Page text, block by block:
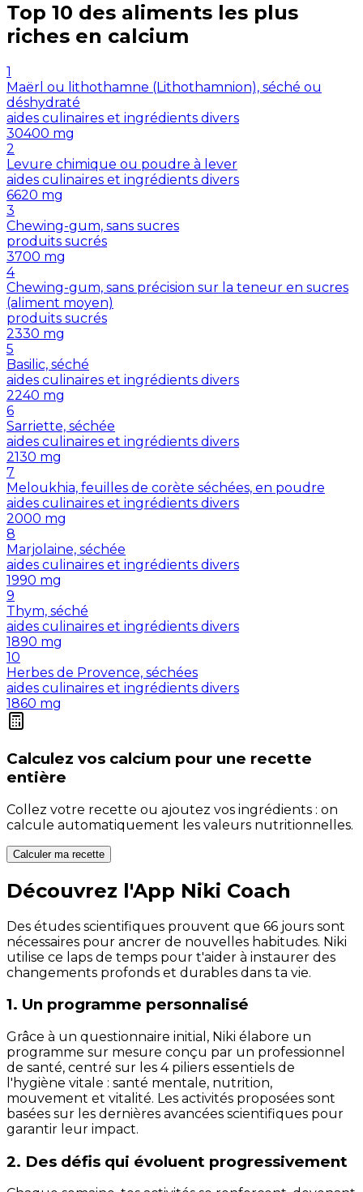
Top 10 des aliments les plus
riches en calcium
1
Maërl ou lithothamne (Lithothamnion), séché ou
déshydraté
aides culinaires et ingrédients divers
30400 mg
2
Levure chimique ou poudre à lever
aides culinaires et ingrédients divers
6620 mg
3
Chewing-gum, sans sucres
produits sucrés
3700 mg
4
Chewing-gum, sans précision sur la teneur en sucres
(aliment moyen)
produits sucrés
2330 mg
5
Basilic, séché
aides culinaires et ingrédients divers
2240 mg
6
Sarriette, séchée
aides culinaires et ingrédients divers
2130 mg
7
Meloukhia, feuilles de corète séchées, en poudre
aides culinaires et ingrédients divers
2000 mg
8
Marjolaine, séchée
aides culinaires et ingrédients divers
1990 mg
9
Thym, séché
aides culinaires et ingrédients divers
1890 mg
10
Herbes de Provence, séchées
aides culinaires et ingrédients divers
1860 mg
Calculez vos calcium pour une recette
entière
Collez votre recette ou ajoutez vos ingrédients : on
calcule automatiquement les valeurs nutritionnelles.
Calculer ma recette
Découvrez l'App Niki Coach
Des études scientifiques prouvent que 66 jours sont
nécessaires pour ancrer de nouvelles habitudes. Niki
utilise ce laps de temps pour t'aider à instaurer des
changements profonds et durables dans ta vie.
1. Un programme personnalisé
Grâce à un questionnaire initial, Niki élabore un
programme sur mesure conçu par un professionnel
de santé, centré sur les 4 piliers essentiels de
l'hygiène vitale : santé mentale, nutrition,
mouvement et vitalité. Les activités proposées sont
basées sur les dernières avancées scientifiques pour
garantir leur impact.
2. Des défis qui évoluent progressivement